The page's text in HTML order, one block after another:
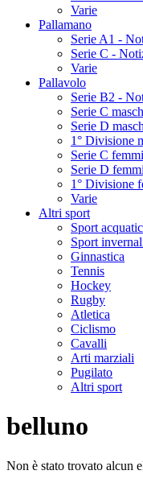
Varie
Pallamano
Serie A1 -
Serie C -
Varie
Pallavolo
Serie B2 -
Serie C
Serie D
1° Divisione
Serie C
Serie D
1° Divisione
Varie
Altri sport
Sport
Sport
Ginnastica
Tennis
Hockey
Rugby
Atletica
Ciclismo
Cavalli
Arti marziali
Pugilato
Altri sport
belluno
Non è stato trovato alcun